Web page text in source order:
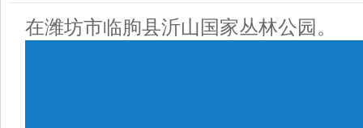
在潍坊市临朐县沂山国家丛林公园。